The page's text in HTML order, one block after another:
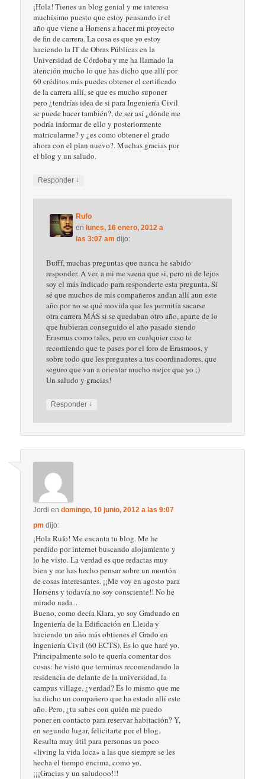
¡Hola! Tienes un blog genial y me interesa
muchísimo puesto que estoy pensando ir el
año que viene a Horsens a hacer mi proyecto
de fin de carrera. La cosa es que yo estoy
haciendo la IT de Obras Públicas en la
Universidad de Córdoba y me ha llamado la
atención mucho lo que has dicho que allí por
60 créditos más puedes obtener el certificado
de la carrera allí, se que es mucho suponer
pero ¿tendrías idea de si para Ingeniería Civil
se puede hacer también?, de ser así ¿dónde me
podría informar de ello y posteriormente
matricularme? y ¿es como obtener el grado
ahora con el plan nuevo?. Muchas gracias por
el blog y un saludo.
Responder ↓
Rufo
en lunes, 16 enero, 2012 a
las 3:07 am dijo:
Bufff, muchas preguntas que nunca he sabido
responder. A ver, a mi me suena que si, pero ni de lejos
soy el más indicado para responderte esta pregunta. Si
sé que muchos de mis compañeros andan allí aun este
año por no se qué movida que les permitía sacarse
otra carrera MÁS si se quedaban otro año, aparte de lo
que hubieran conseguido el año pasado siendo
Erasmus como tales, pero en cualquier caso te
recomiendo que te pases por el foro de Erasmoos, y
sobre todo que les preguntes a tus coordinadores, que
seguro que van a orientar mucho mejor que yo ;)
Un saludo y gracias!
Responder ↓
Jordi endomingo, 10 junio, 2012 a las 9:07
pm dijo:
¡Hola Rufo! Me encanta tu blog. Me he
perdido por internet buscando alojamiento y
lo he visto. La verdad es que redactas muy
bien y me has hecho pensar sobre un montón
de cosas interesantes. ¡¡Me voy en agosto para
Horsens y todavía no soy consciente!! No he
mirado nada…
Bueno, como decía Klara, yo soy Graduado en
Ingeniería de la Edificación en Lleida y
haciendo un año más obtienes el Grado en
Ingeniería Civil (60 ECTS). Es lo que haré yo.
Principalmente solo te quería comentar dos
cosas: he visto que terminas recomendando la
residencia de delante de la universidad, la
campus village, ¿verdad? Es lo mismo que me
ha dicho un compañero que ha estado allí este
año. Pero, ¿tu sabes con quién me puedo
poner en contacto para reservar habitación? Y,
en segundo lugar, felicitarte por el blog.
Resulta muy útil para personas un poco
«living la vida loca» a las que siempre se les
hecha el tiempo encima, como yo.
¡¡¡Gracias y un saludooo!!!